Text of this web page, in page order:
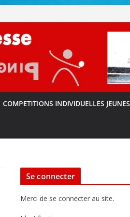
COMPETITIONS INDIVIDUELLES JEUNES
Se connecter
Merci de se connecter au site.